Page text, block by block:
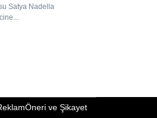
Satya Nadella
Öneri ve Şikayet